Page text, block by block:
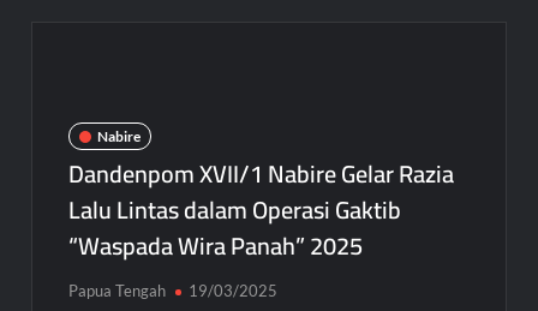
Nabire
Dandenpom XVII/1 Nabire Gelar Razia
Lalu Lintas dalam Operasi Gaktib
“Waspada Wira Panah” 2025
Papua Tengah 19/03/2025